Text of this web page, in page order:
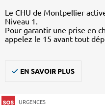
Le CHU de Montpellier
Niveau 1.
Pour garantir une prise en
appelez le 15 avant tout
EN SAVOIR PLUS
URGENCES